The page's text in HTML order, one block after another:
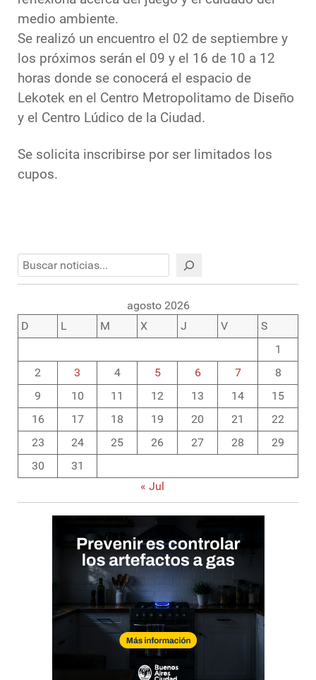
medio ambiente.
Se realizó un encuentro el 02 de septiembre y
los próximos serán el 09 y el 16 de 10 a 12
horas donde se conocerá el espacio de
Lekotek en el Centro Metropolitamo de Diseño
y el Centro Lúdico de la Ciudad.
Se solicita inscribirse por ser limitados los
cupos.
Buscar
agosto 2026
D
L M X J V
S
1
2
3 4 5 6 7
8
9
10 11 12 13 14
15
16
17 18 19 20 21
22
23
24 25 26 27 28
29
30
31
« Jul